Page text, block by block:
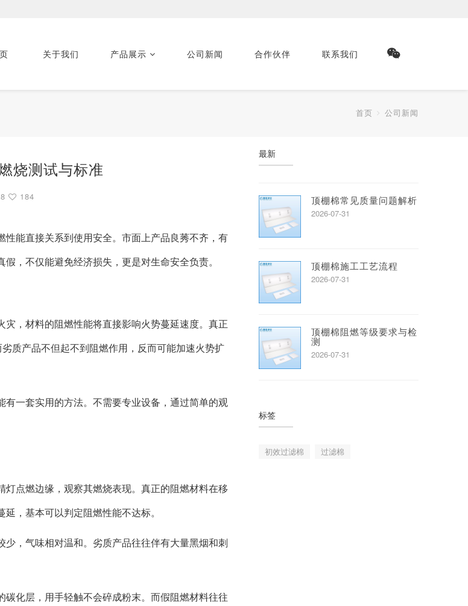
关于我们 产品展示 公司新闻 合作伙伴 联系我们
首页 公司新闻
烧测试与标准
184
能直接关系到使用安全。市面上产品良莠不齐，有
，不仅能避免经济损失，更是对生命安全负责。
，材料的阻燃性能将直接影响火势蔓延速度。真正
质产品不但起不到阻燃作用，反而可能加速火势扩
一套实用的方法。不需要专业设备，通过简单的观
点燃边缘，观察其燃烧表现。真正的阻燃材料在移
，基本可以判定阻燃性能不达标。
，气味相对温和。劣质产品往往伴有大量黑烟和刺
化层，用手轻触不会碎成粉末。而假阻燃材料往往
最新
顶棚棉常见质量问题解析
2026-07-31
顶棚棉施工工艺流程
2026-07-31
顶棚棉阻燃等级要求与检
测
2026-07-31
标签
初效过滤棉 过滤棉